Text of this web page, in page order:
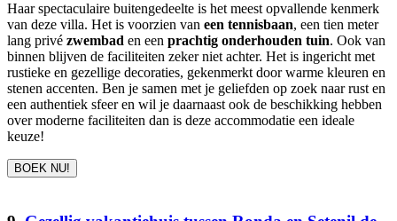
Haar spectaculaire buitengedeelte is het meest opvallende kenmerk
van deze villa. Het is voorzien van een tennisbaan, een tien meter
lang privé zwembad en een prachtig onderhouden tuin. Ook van
binnen blijven de faciliteiten zeker niet achter. Het is ingericht met
rustieke en gezellige decoraties, gekenmerkt door warme kleuren en
stenen accenten. Ben je samen met je geliefden op zoek naar rust en
een authentiek sfeer en wil je daarnaast ook de beschikking hebben
over moderne faciliteiten dan is deze accommodatie een ideale
keuze!
BOEK NU!